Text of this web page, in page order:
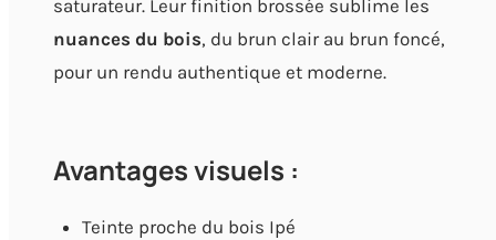
saturateur. Leur finition brossée sublime les
nuances du bois, du brun clair au brun foncé,
pour un rendu authentique et moderne.
Avantages visuels :
Teinte proche du bois Ipé